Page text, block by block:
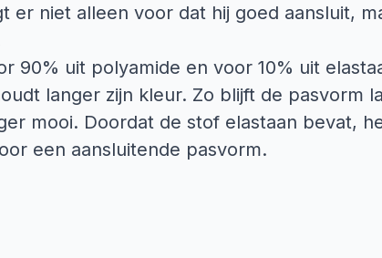
er niet alleen voor dat hij goed aansluit,
90% uit polyamide en voor 10% uit
langer zijn kleur. Zo blijft de pasvorm
mooi. Doordat de stof elastaan bevat,
een aansluitende pasvorm.